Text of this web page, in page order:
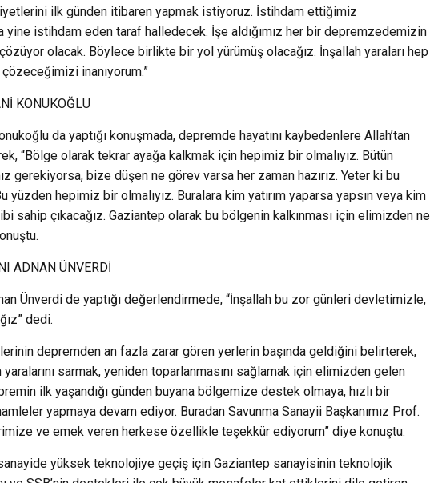
ilk günden itibaren yapmak istiyoruz. İstihdam ettiğimiz
yine istihdam eden taraf halledecek. İşe aldığımız her bir depremzedemizin
olacak. Böylece birlikte bir yol yürümüş olacağız. İnşallah yaraları hep
inanıyorum.”
KONUKOĞLU
da yaptığı konuşmada, depremde hayatını kaybedenlere Allah’tan
“Bölge olarak tekrar ayağa kalkmak için hepimiz bir olmalıyız. Bütün
gerekiyorsa, bize düşen ne görev varsa her zaman hazırız. Yeter ki bu
yüzden hepimiz bir olmalıyız. Buralara kim yatırım yaparsa yapsın veya kim
sahip çıkacağız. Gaziantep olarak bu bölgenin kalkınması için elimizden ne
ADNAN ÜNVERDİ
Ünverdi de yaptığı değerlendirmede, “İnşallah bu zor günleri devletimizle,
dedi.
depremden an fazla zarar gören yerlerin başında geldiğini belirterek,
sarmak, yeniden toparlanmasını sağlamak için elimizden gelen
ilk yaşandığı günden buyana bölgemize destek olmaya, hızlı bir
yapmaya devam ediyor. Buradan Savunma Sanayii Başkanımız Prof.
ve emek veren herkese özellikle teşekkür ediyorum” diye konuştu.
yüksek teknolojiye geçiş için Gaziantep sanayisinin teknolojik